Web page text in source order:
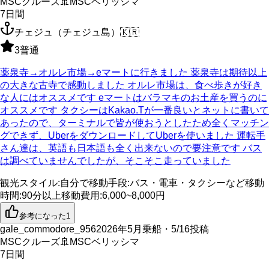
7日間
チェジュ（チェジュ島） 🇰🇷
3普通
薬泉寺→オルレ市場→eマートに行きました 薬泉寺は期待以上
の大きな古寺で感動しました オルレ市場は、食べ歩きが好き
な人にはオススメです eマートはバラマキのお土産を買うのに
オススメです タクシーはKakao.Tが一番良いとネットに書いて
あったので、ターミナルで皆が使おうとしたため全くマッチン
グできず、UberをダウンロードしてUberを使いました 運転手
さん達は、英語も日本語も全く出来ないので要注意です バス
は調べていませんでしたが、そこそこ走っていました
観光スタイル:自分で移動手段:バス・電車・タクシーなど移動
時間:90分以上移動費用 :6,000~8,000円
参考になった1
gale_commodore_9562026年5月乗船・5/16投稿
MSCクルーズ🚢 MSCベリッシマ
7日間